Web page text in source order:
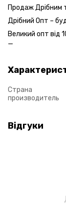
Продаж Дрібним
Дрібний Опт –
Великий опт від
Страна
производитель
Відгуки